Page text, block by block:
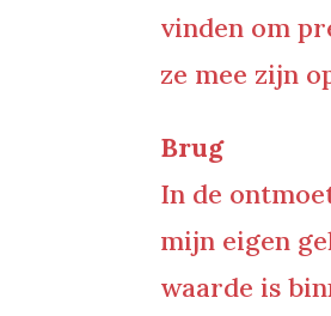
vinden om
ze mee zijn
Brug
In de
mijn eigen
waarde is